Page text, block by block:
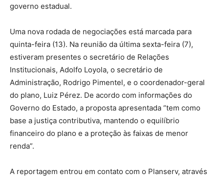
governo estadual.
Uma nova rodada de negociações está marcada para
quinta-feira (13). Na reunião da última sexta-feira (7),
estiveram presentes o secretário de Relações
Institucionais, Adolfo Loyola, o secretário de
Administração, Rodrigo Pimentel, e o coordenador-geral
do plano, Luiz Pérez. De acordo com informações do
Governo do Estado, a proposta apresentada “tem como
base a justiça contributiva, mantendo o equilíbrio
financeiro do plano e a proteção às faixas de menor
renda”.
A reportagem entrou em contato com o Planserv, através